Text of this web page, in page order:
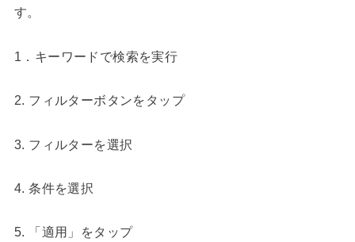
す。
1．キーワードで検索を実行
2. フィルターボタンをタップ
3. フィルターを選択
4. 条件を選択
5. 「適用」をタップ